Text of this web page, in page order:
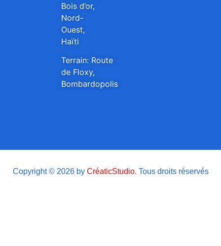
Bois d’or,
Nord-
Ouest,
Haïti
Terrain: Route
de Floxy,
Bombardopolis
Copyright © 2026 by CréaticStudio. Tous droits réservés